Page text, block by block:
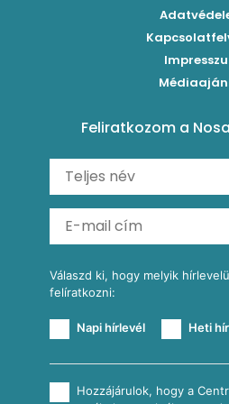
Carbonara
Szaftos paprikás csirke
Shakshuka
Ratatouille
Grillezettkukorica-saláta
Kukoricás-újhagymás lepény
Mexikói húsleves kukorica
Almás-kéksajtos kukoricasaláta
Köretek
Reggeli receptek
Feliratkozom a
Válaszd ki, hogy melyik
felíratkozni:
Napi hírlevél Heti
Hozzájárulok, hogy a